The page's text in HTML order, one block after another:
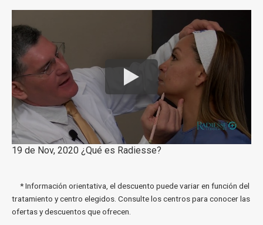
19 de Nov, 2020 ¿Qué es Radiesse?
* Información orientativa, el descuento puede variar en función del
tratamiento y centro elegidos. Consulte los centros para conocer las
ofertas y descuentos que ofrecen.